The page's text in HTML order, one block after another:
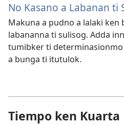
No Kasano a Labanan ti
Makuna a pudno a lalaki ken
labananna ti sulisog. Adda
tumibker ti
a bunga ti itutulok.
Tiempo ken Kuarta